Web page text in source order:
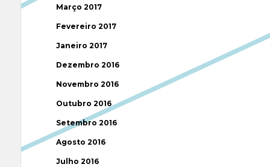
Março 2017
Fevereiro 2017
Janeiro 2017
Dezembro 2016
Novembro 2016
Outubro 2016
Setembro 2016
Agosto 2016
Julho 2016